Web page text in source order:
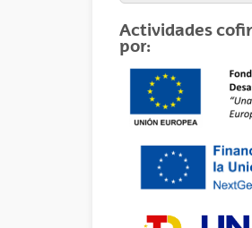
Actividades
por: